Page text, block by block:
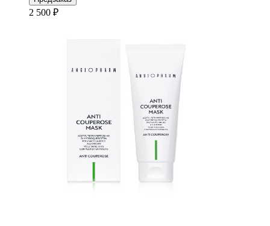
2 500 ₽